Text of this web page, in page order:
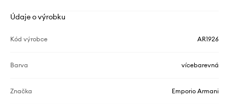
Údaje o výrobku
Kód výrobce AR1926
Barva vícebarevná
Značka Emporio Armani